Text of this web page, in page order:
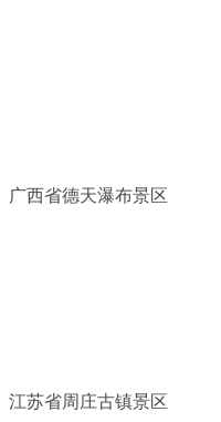
广西省德天瀑布景区
江苏省周庄古镇景区